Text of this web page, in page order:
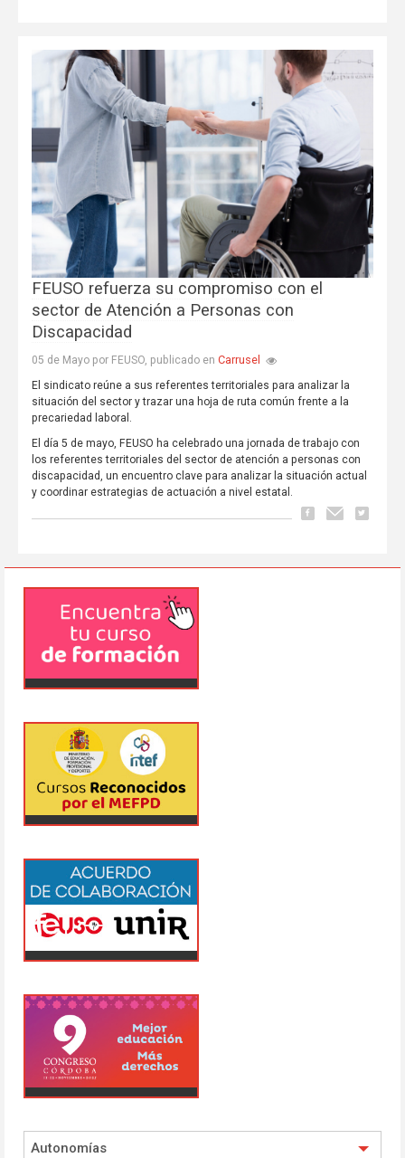
FEUSO refuerza su compromiso con el
sector de Atención a Personas con
Discapacidad
05 de Mayo por FEUSO, publicado en Carrusel
El sindicato reúne a sus referentes territoriales para analizar la
situación del sector y trazar una hoja de ruta común frente a la
precariedad laboral.
El día 5 de mayo, FEUSO ha celebrado una jornada de trabajo con
los referentes territoriales del sector de atención a personas con
discapacidad, un encuentro clave para analizar la situación actual
y coordinar estrategias de actuación a nivel estatal.
Autonomías